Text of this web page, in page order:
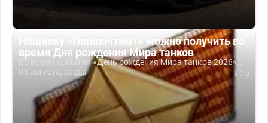
Нашивку «Главпочтамт» можно получить во
время Дня рождения Мира танков
Во время события «День рождения Мира танков 2026»...
05 августа, среда
5